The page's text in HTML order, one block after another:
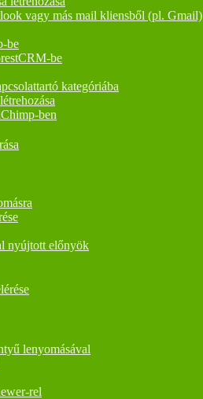
vagy más mail kliensből (pl. Gmail)
be
be
kategóriába
ben
nyújtott előnyök
lenyomásával
rel